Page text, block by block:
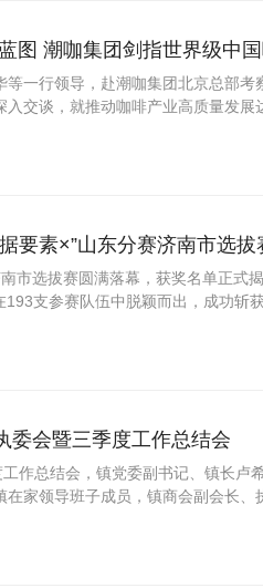
图 潮咖集团剑指世界级中
一行领导，赴潮咖集团北京总部
入交谈，就推动咖啡产业高质量发
要素×”山东分赛济南市选拔
市选拔赛圆满落幕，获奖名单正式
193支参赛队伍中脱颖而出，成功
委会暨三季度工作总结会
作总结会，镇党委副书记、镇长卢
在家领导班子成员，镇商会副会长